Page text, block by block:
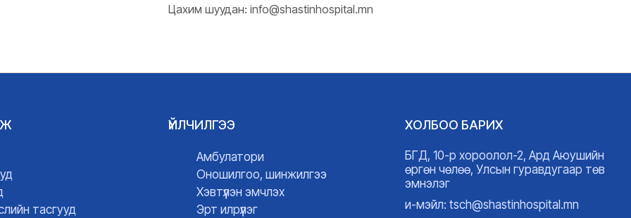
Цахим шуудан: info@shastinhospital.mn
тасгууд
ҮЙЛЧИЛГЭЭ
Амбулатори
Оношилгоо, шинжилгээ
Хэвтүүлэн эмчлэх
Эрт илрүүлэг
ХОЛБОО БАРИХ
БГД, 10-р хороолол-2, Ард Аюушийн
өргөн чөлөө, Улсын гуравдугаар төв
эмнэлэг
и-мэйл: tsch@shastinhospital.mn